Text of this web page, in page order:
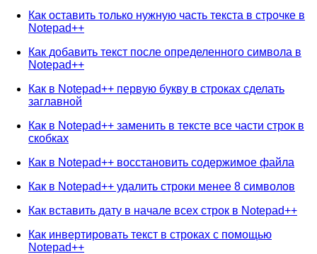
Как оставить только нужную часть текста в строчке в
Notepad++
Как добавить текст после определенного символа в
Notepad++
Как в Notepad++ первую букву в строках сделать
заглавной
Как в Notepad++ заменить в тексте все части строк в
скобках
Как в Notepad++ восстановить содержимое файла
Как в Notepad++ удалить строки менее 8 символов
Как вставить дату в начале всех строк в Notepad++
Как инвертировать текст в строках с помощью
Notepad++